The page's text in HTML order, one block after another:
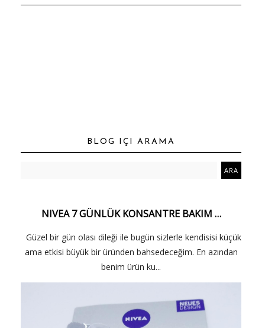
BLOG IÇI ARAMA
NIVEA 7 GÜNLÜK KONSANTRE BAKIM …
Güzel bir gün olası dileği ile bugün sizlerle kendisisi küçük
ama etkisi büyük bir üründen bahsedeceğim. En azından
benim ürün ku...